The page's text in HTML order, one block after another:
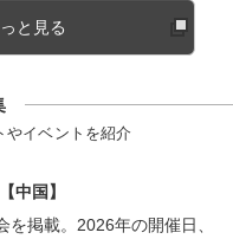
と見る
やイベントを紹介
中国】
を掲載。2026年の開催日、